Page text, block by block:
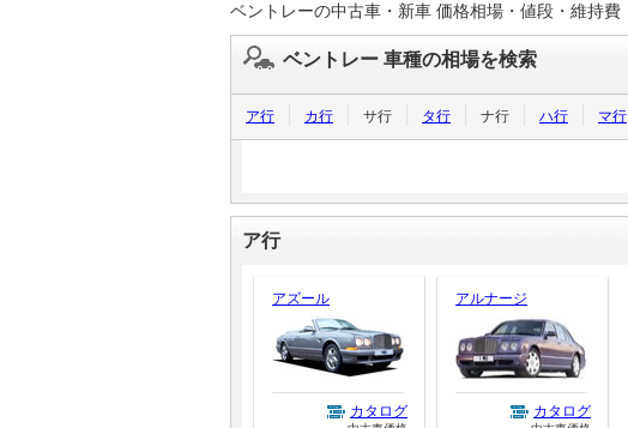
ベントレーの中古車・新車 価格相場・値段・維持費
ベントレー 車種の相場を検索
ア行 カ行 サ行 タ行 ナ行 ハ行 マ行
ア行
アズール
カタログ
アルナージ
カタログ